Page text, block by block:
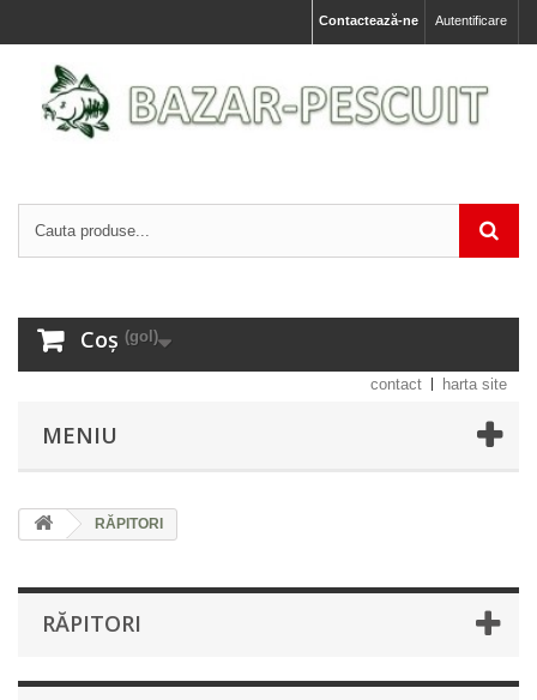
Autentificare
Contactează-ne
Coș (gol)
contact harta site
MENIU
RĂPITORI
RĂPITORI